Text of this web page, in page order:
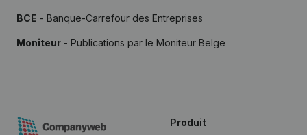
BCE - Banque-Carrefour des Entreprises
Moniteur - Publications par le Moniteur Belge
Produit